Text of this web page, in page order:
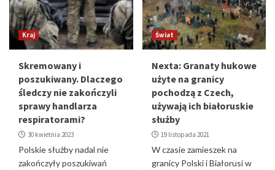
Kraj
Skremowany i
poszukiwany. Dlaczego
śledczy nie zakończyli
sprawy handlarza
respiratorami?
30 kwietnia 2023
Polskie służby nadal nie
zakończyły poszukiwań
Świat
Nexta: Granaty hukowe
użyte na granicy
pochodzą z Czech,
używają ich białoruskie
służby
19 listopada 2021
W czasie zamieszek na
granicy Polski i Białorusi w